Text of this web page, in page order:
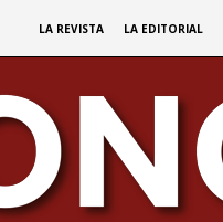
LA REVISTA LA EDITORIAL